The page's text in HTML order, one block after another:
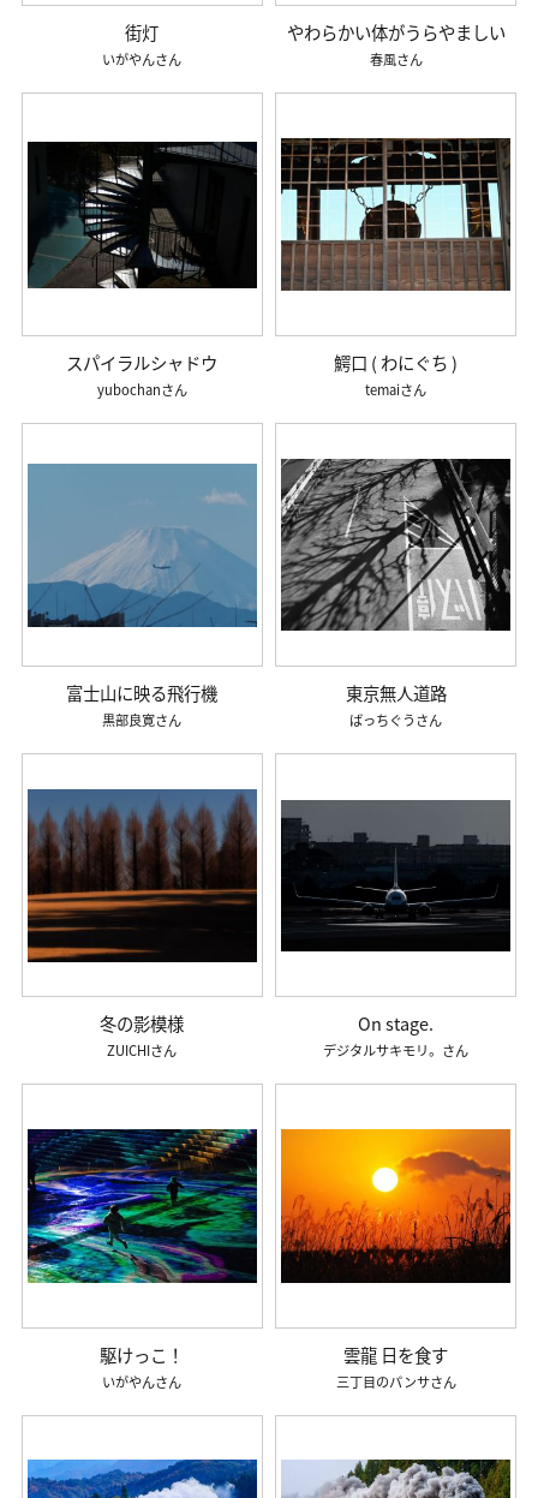
街灯
いがやん
やわらかい体がうらやましい
春風
スパイラルシャドウ
yubochan
鰐口 ( わにぐち )
temai
富士山に映る飛行機
黒部良寛
東京無人道路
ばっちぐう
冬の影模様
ZUICHI
On stage.
デジタルサキモリ。
駆けっこ！
いがやん
雲龍 日を食す
三丁目のパンサ